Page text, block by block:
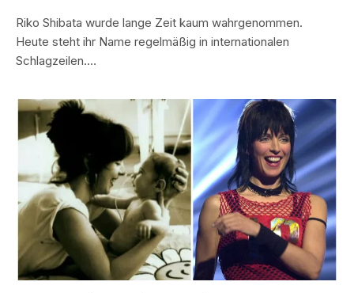
Riko Shibata wurde lange Zeit kaum wahrgenommen.
Heute steht ihr Name regelmäßig in internationalen
Schlagzeilen.…